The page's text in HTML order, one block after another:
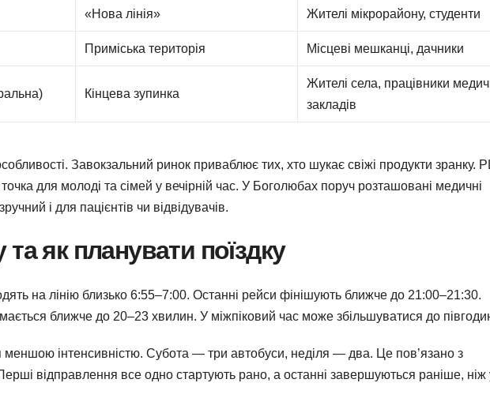
«Нова лінія» Жителі мікрорайону, студенти
Приміська територія Місцеві мешканці, дачники
Кінцева зупинка
Жителі села, працівники
закладів
Завокзальний ринок приваблює тих, хто шукає свіжі продукти зранку.
для молоді та сімей у вечірній час. У Боголюбах поруч розташовані медичні
і для пацієнтів чи відвідувачів.
як планувати поїздку
на лінію близько 6:55–7:00. Останні рейси фінішують ближче до 21:00–21:30.
ближче до 20–23 хвилин. У міжпіковий час може збільшуватися до
меншою інтенсивністю. Субота — три автобуси, неділя — два. Це пов’язано з
відправлення все одно стартують рано, а останні завершуються раніше, ніж